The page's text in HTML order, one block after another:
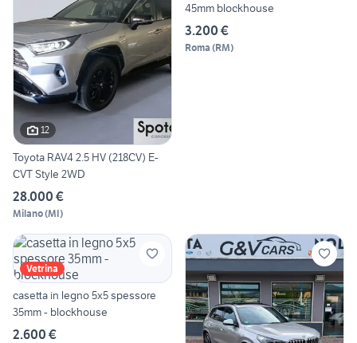
12
Toyota RAV4 2.5 HV (218CV) E-
CVT Style 2WD
28.000 €
Milano(MI)
45mm blockhouse
3.200 €
Roma (RM)
Vetrina
casetta in legno 5x5 spessore
35mm - blockhouse
2.600 €